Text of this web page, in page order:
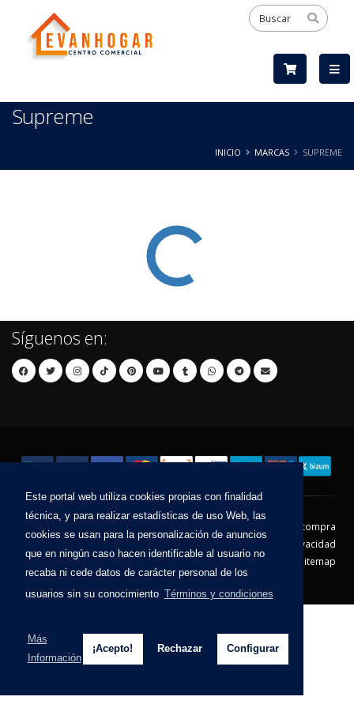
Este portal web utiliza cookies propias con finalidad
técnica, y para realizar estadísticas de uso Web, las
cookies se usan para la personalización de anuncios
que en ningún caso hacen identificable al usuario no
recaba ni cede datos de carácter personal de los
usuarios sin su conocimiento Términos y condiciones
Más
Información
¡Acepto! Rechazar Configurar
Supreme
INICIO MARCAS SUPREME
Síguenos en:
Condiciones de compra
Política de envíos
Política de devolución
Política de Privacidad
Política de Cookies
Sitemap